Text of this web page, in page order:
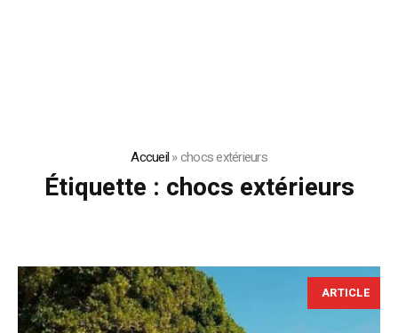
Accueil»chocs extérieurs
Étiquette : chocs extérieurs
ARTICLE